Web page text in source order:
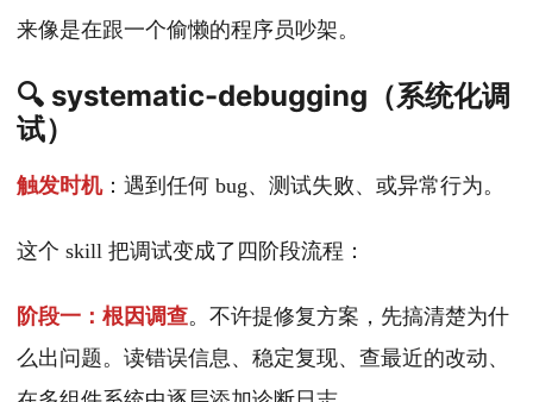
来像是在跟一个偷懒的程序员吵架。
🔍 systematic-debugging（系统化调
试）
触发时机：遇到任何 bug、测试失败、或异常行为。
这个 skill 把调试变成了四阶段流程：
阶段一：根因调查。不许提修复方案，先搞清楚为什
么出问题。读错误信息、稳定复现、查最近的改动、